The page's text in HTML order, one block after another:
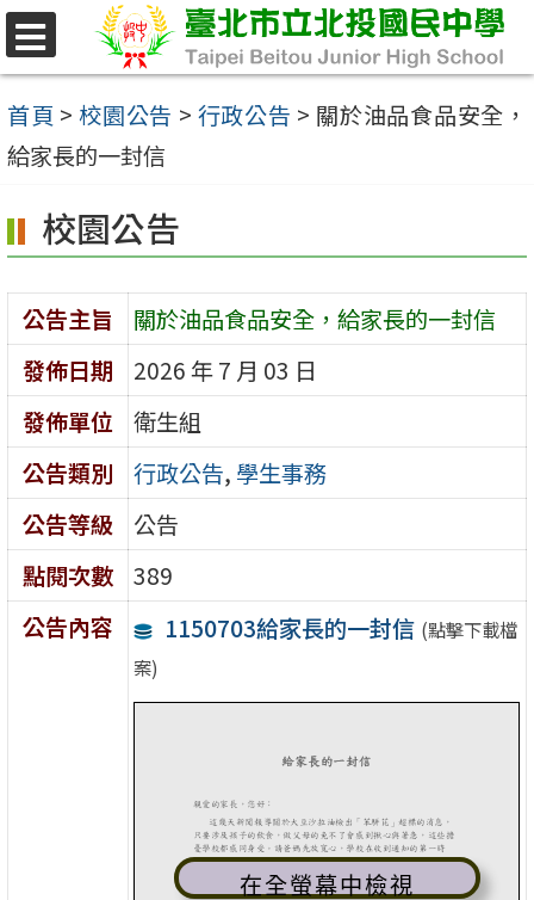
跳
至
主
要
容
區
首頁 > 校園公告 > 行政公告 > 關於油品食品安全，
給家長的一封信
校園公告
公告主旨
關於油品食品安全，給家長的一封信
發佈日期
2026 年 7 月 03 日
發佈單位
衛生組
公告類別
行政公告, 學生事務
公告等級
公告
點閱次數
389
公告內容
1150703給家長的一封信 (點擊下載檔
案)
在全螢幕中檢視
選
單